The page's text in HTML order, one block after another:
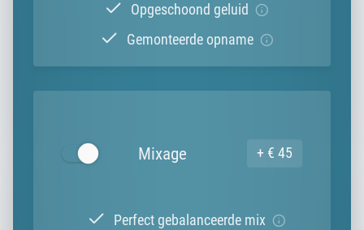
Opgeschoond geluid
Gemonteerde opname
+ € 45
Mixage
Perfect gebalanceerde mix